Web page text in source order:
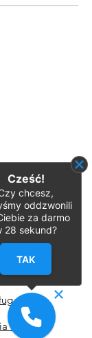
G2
l
Cześć!
chcesz,
oddzwonili
za darmo
28 sekund?
TAK